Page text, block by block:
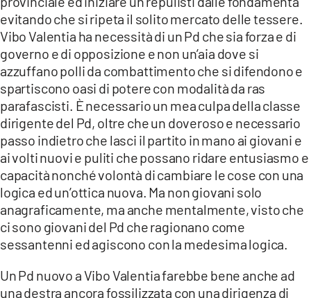
evitando che si ripeta il solito mercato delle tessere.
Vibo Valentia ha necessità di un Pd che sia forza e di
governo e di opposizione e non un’aia dove si
azzuffano polli da combattimento che si difendono e
spartiscono oasi di potere con modalità da ras
parafascisti. È necessario un mea culpa della classe
dirigente del Pd, oltre che un doveroso e necessario
passo indietro che lasci il partito in mano ai giovani e
ai volti nuovi e puliti che possano ridare entusiasmo e
capacità nonché volontà di cambiare le cose con una
logica ed un’ottica nuova. Ma non giovani solo
anagraficamente, ma anche mentalmente, visto che
ci sono giovani del Pd che ragionano come
sessantenni ed agiscono con la medesima logica.
Un Pd nuovo a Vibo Valentia farebbe bene anche ad
una destra ancora fossilizzata con una dirigenza di